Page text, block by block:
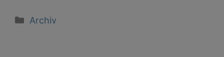
Kategorien
Archiv